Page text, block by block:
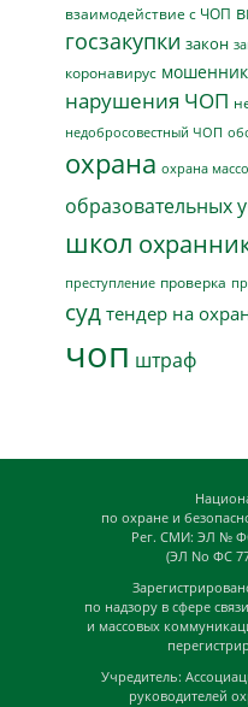
взаимодействие с ЧОП
госзакупки закон
коронавирус
нарушения ЧОП
недобросовестный ЧОП
охрана охрана
образовательных
школ
преступление проверка
суд тендер на
чоп штраф
по охране и
Рег. СМИ: ЭЛ № ФС
(ЭЛ No ФС
по надзору в сфере
и массовых
Учредитель:
руководителей